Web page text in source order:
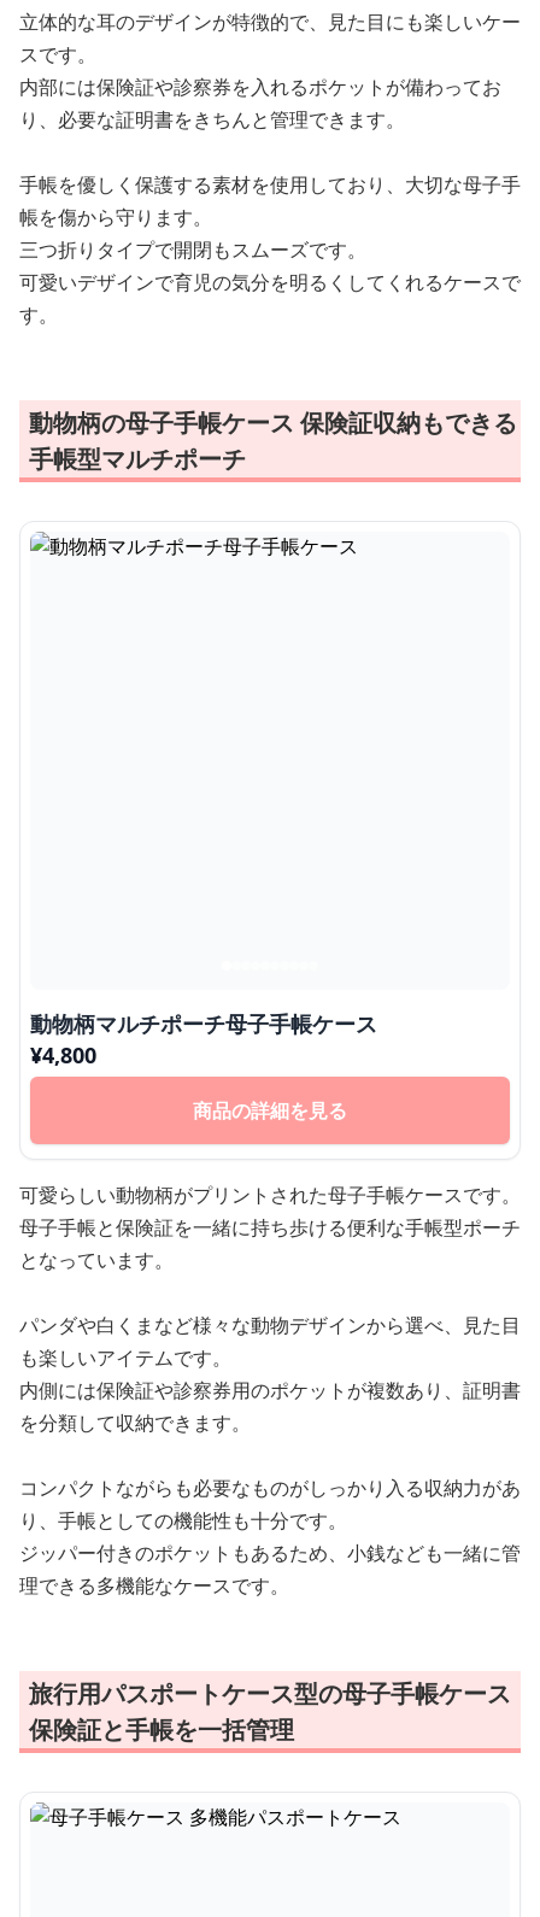
立体的な耳のデザインが特徴的で、見た目にも楽しいケー
スです。
内部には保険証や診察券を入れるポケットが備わってお
り、必要な証明書をきちんと管理できます。
手帳を優しく保護する素材を使用しており、大切な母子手
帳を傷から守ります。
三つ折りタイプで開閉もスムーズです。
可愛いデザインで育児の気分を明るくしてくれるケースで
す。
動物柄の母子手帳ケース 保険証収納もできる
手帳型マルチポーチ
動物柄マルチポーチ母子手帳ケース
¥4,800
商品の詳細を見る
可愛らしい動物柄がプリントされた母子手帳ケースです。
母子手帳と保険証を一緒に持ち歩ける便利な手帳型ポーチ
となっています。
パンダや白くまなど様々な動物デザインから選べ、見た目
も楽しいアイテムです。
内側には保険証や診察券用のポケットが複数あり、証明書
を分類して収納できます。
コンパクトながらも必要なものがしっかり入る収納力があ
り、手帳としての機能性も十分です。
ジッパー付きのポケットもあるため、小銭なども一緒に管
理できる多機能なケースです。
旅行用パスポートケース型の母子手帳ケース
保険証と手帳を一括管理